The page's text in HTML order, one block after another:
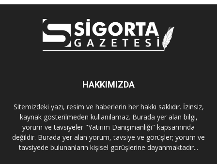
HAKKIMIZDA
Sitemizdeki yazı, resim ve haberlerin her hakkı saklıdır. İzinsiz,
kaynak gösterilmeden kullanılamaz. Burada yer alan bilgi,
yorum ve tavsiyeler "Yatırım Danışmanlığı" kapsamında
değildir. Burada yer alan yorum, tavsiye ve görüşler; yorum ve
tavsiyede bulunanların kişisel görüşlerine dayanmaktadır...